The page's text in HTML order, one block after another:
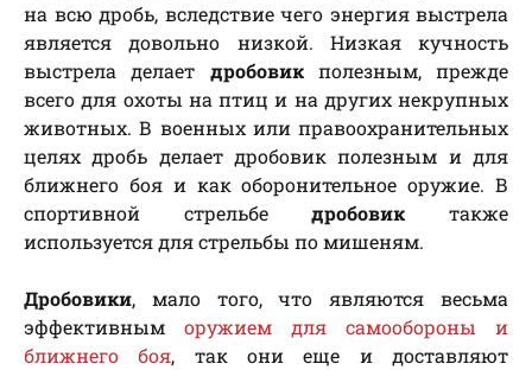
на всю дробь, вследствие чего энергия выстрела
является довольно низкой. Низкая кучность
выстрела делает дробовикполезным, прежде
всего для охоты на птиц и на других некрупных
животных. В военных или правоохранительных
целях дробь делает дробовик полезным и для
ближнего боя и как оборонительное оружие. В
спортивной стрельбедробовик также
используется для стрельбы по мишеням.
Дробовики, мало того, что являются весьма
эффективным оружием для самообороны и
ближнего боя, так они еще и доставляют